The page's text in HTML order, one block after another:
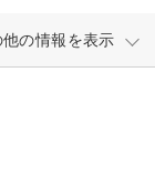
他の情報を表示